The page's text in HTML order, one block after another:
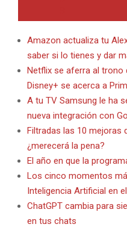
Amazon actualiza tu
saber si lo tienes y dar
Netflix se aferra al trono
Disney+ se acerca a
A tu TV Samsung le ha
nueva integración con
Filtradas las 10 mejoras
¿merecerá la pena?
El año en que la
Los cinco momentos
Inteligencia Artificial en
ChatGPT cambia para
en tus chats